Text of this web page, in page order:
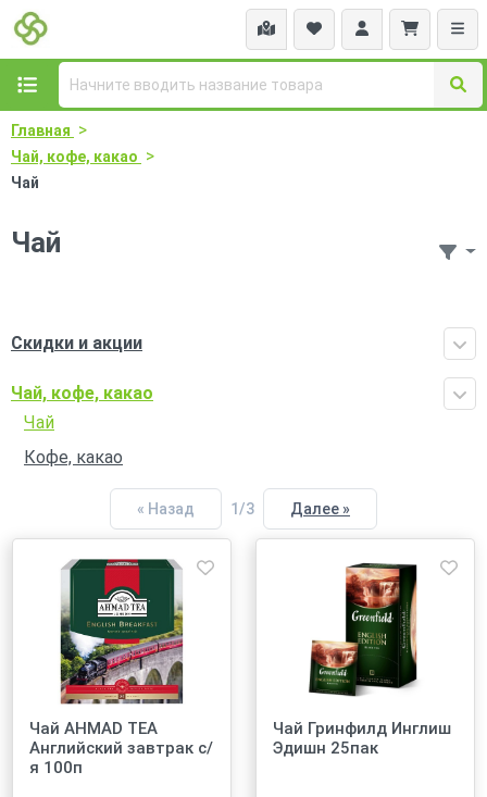
Главная >
Чай, кофе, какао >
Чай
Чай
Скидки и акции
Чай, кофе, какао
Чай
Кофе, какао
« Назад 1/3 Далее »
Чай AHMAD TEA
Английский завтрак с/
я 100п
Чай Гринфилд Инглиш
Эдишн 25пак